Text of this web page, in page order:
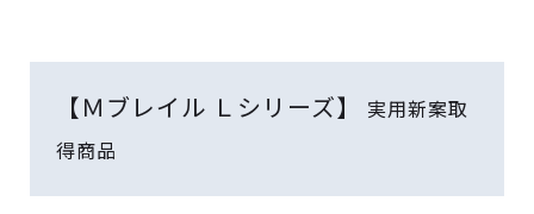
【Ｍブレイル Ｌシリーズ】
実用新案取
得商品